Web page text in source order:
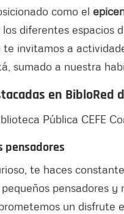
como el
diferentes espacios
te invitamos a
sumado a nuestra
en BibloRed
pensadores
te haces
pensadores
un disfrute